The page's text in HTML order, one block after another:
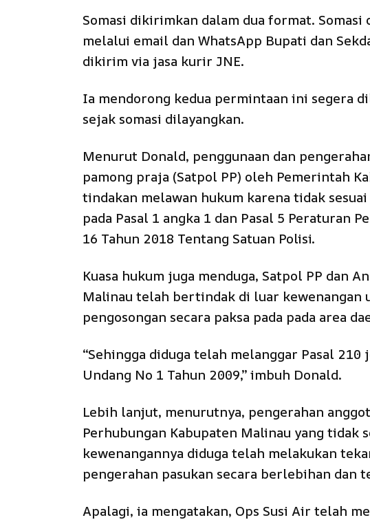
Somasi dikirimkan dalam dua format.
melalui email dan WhatsApp Bupati dan
dikirim via jasa kurir JNE.
Ia mendorong kedua permintaan ini segera
sejak somasi dilayangkan.
Menurut Donald, penggunaan dan
pamong praja (Satpol PP) oleh Pemerintah
tindakan melawan hukum karena tidak
pada Pasal 1 angka 1 dan Pasal 5 Peraturan
16 Tahun 2018 Tentang Satuan Polisi.
Kuasa hukum juga menduga, Satpol PP dan
Malinau telah bertindak di luar kewenangan
pengosongan secara paksa pada pada area
“Sehingga diduga telah melanggar Pasal
Undang No 1 Tahun 2009,” imbuh Donald.
Lebih lanjut, menurutnya, pengerahan
Perhubungan Kabupaten Malinau yang tidak
kewenangannya diduga telah melakukan
pengerahan pasukan secara berlebihan dan
Apalagi, ia mengatakan, Ops Susi Air telah